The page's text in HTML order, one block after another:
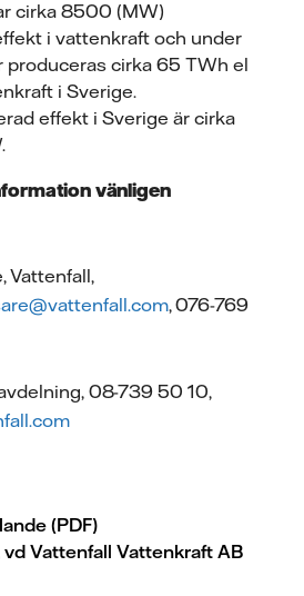
cirka 8500 (MW)
i vattenkraft och under
produceras cirka 65 TWh el
i Sverige.
effekt i Sverige är cirka
vänligen
Vattenfall,
, 076-769
08-739 50 10,
(PDF)
Vattenfall Vattenkraft AB